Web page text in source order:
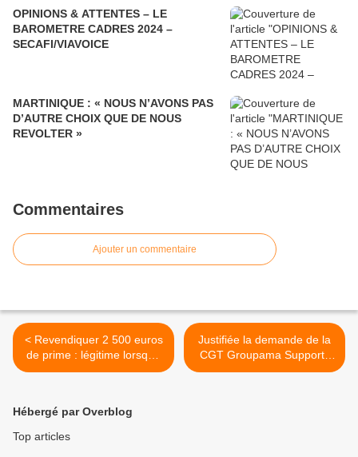
OPINIONS & ATTENTES – LE
BAROMETRE CADRES 2024 –
SECAFI/VIAVOICE
MARTINIQUE : « NOUS N’AVONS PAS
D’AUTRE CHOIX QUE DE NOUS
REVOLTER »
Commentaires
Ajouter un commentaire
< Revendiquer 2 500 euros
de prime : légitime lorsque
les résultats Groupama
Justifiée la demande de la
CGT Groupama Supports
et Services d'une prime
Hébergé par Overblog
Top articles